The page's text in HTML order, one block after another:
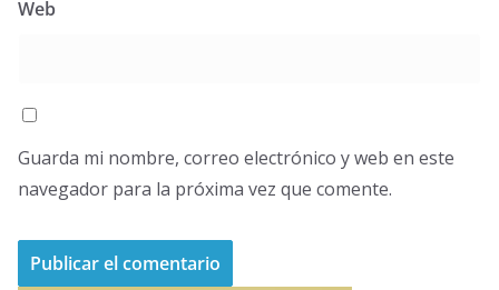
Web
Guarda mi nombre, correo electrónico y web en este
navegador para la próxima vez que comente.